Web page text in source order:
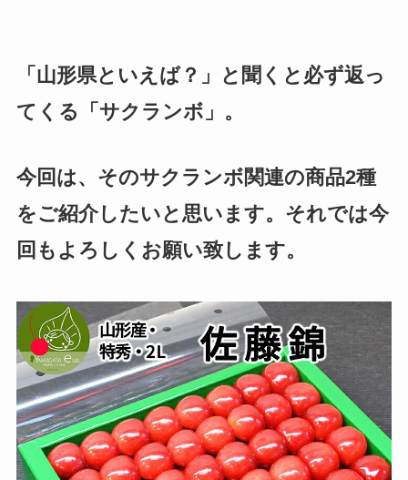
「山形県といえば？」と聞くと必ず返っ
てくる「サクランボ」。
今回は、そのサクランボ関連の商品2種
をご紹介したいと思います。それでは今
回もよろしくお願い致します。